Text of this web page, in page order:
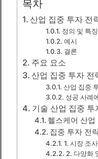
목차
산업 집중 투자 전
정의 및 특징
예시
결론
주요 요소
산업 집중 투자 전
산업 집중
성공 사례
기술 산업 집중 투
헬스케어 산업
집중 투자 전
1. 시장 조
2. 다양화